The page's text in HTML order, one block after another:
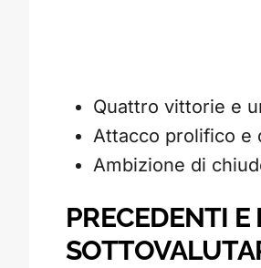
Quattro vittorie e
Attacco prolifico e
Ambizione di
PRECEDENTI